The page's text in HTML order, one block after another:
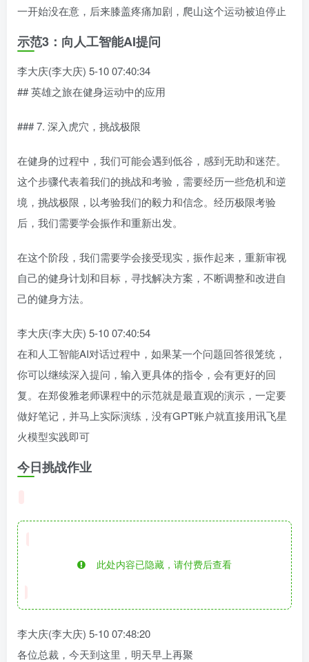
一开始没在意，后来膝盖疼痛加剧，爬山这个运动被迫停止
示范3：向人工智能AI提问
李大庆(李大庆) 5-10 07:40:34
## 英雄之旅在健身运动中的应用
### 7. 深入虎穴，挑战极限
在健身的过程中，我们可能会遇到低谷，感到无助和迷茫。
这个步骤代表着我们的挑战和考验，需要经历一些危机和逆
境，挑战极限，以考验我们的毅力和信念。经历极限考验
后，我们需要学会振作和重新出发。
在这个阶段，我们需要学会接受现实，振作起来，重新审视
自己的健身计划和目标，寻找解决方案，不断调整和改进自
己的健身方法。
李大庆(李大庆) 5-10 07:40:54
在和人工智能AI对话过程中，如果某一个问题回答很笼统，
你可以继续深入提问，输入更具体的指令，会有更好的回
复。在郑俊雅老师课程中的示范就是最直观的演示，一定要
做好笔记，并马上实际演练，没有GPT账户就直接用讯飞星
火模型实践即可
今日挑战作业
此处内容已隐藏，请付费后查看
李大庆(李大庆) 5-10 07:48:20
各位总裁，今天到这里，明天早上再聚